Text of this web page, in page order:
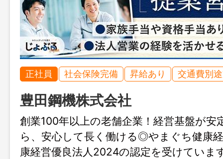
正社員 社会保険完備 昇給あり 交通費別
豊田鋼機株式会社
創業100年以上の老舗企業！経営基盤が安
ら、安心して長く働ける◎やまぐち健康
康経営優良法人2024の認定を受けていま